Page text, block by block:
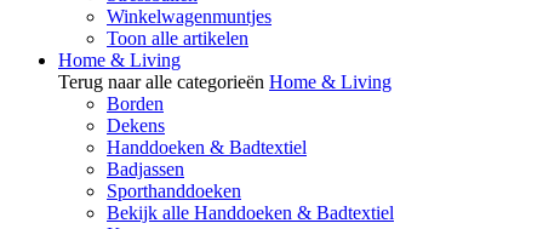
Winkelwagenmuntjes
Toon alle artikelen
Home & Living
Terug naar alle categorieën Home & Living
Borden
Dekens
Handdoeken & Badtextiel
Badjassen
Sporthanddoeken
Bekijk alle Handdoeken & Badtextiel